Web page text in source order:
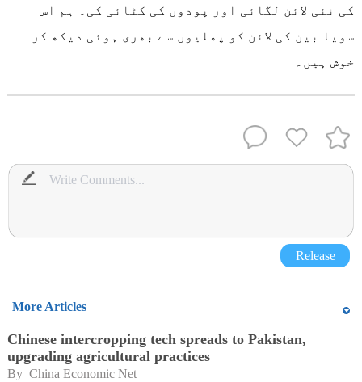
کی نئی لائن لگائی اور پودوں کی کٹائی کی۔ ہم اس
سویا بین کی لائن کو پھلیوں سے بھری ہوئی دیکھ کر
خوش ہیں۔
Release
More Articles
Chinese intercropping tech spreads to Pakistan,
upgrading agricultural practices
By China Economic Net